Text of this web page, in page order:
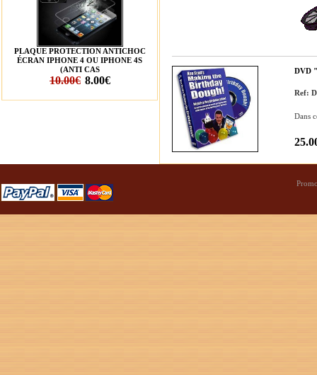
PLAQUE PROTECTION ANTICHOC
ÉCRAN IPHONE 4 OU IPHONE 4S
(ANTI CAS
10.00€ 8.00€
DVD
Ref:
Dans